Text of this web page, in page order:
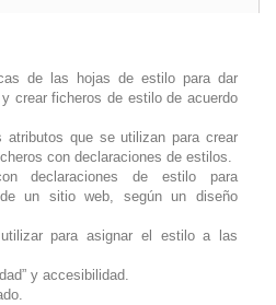
de las hojas de estilo para dar
crear ficheros de estilo de acuerdo
que se utilizan para crear
con declaraciones de estilos.
declaraciones de estilo para
un sitio web, según un diseño
para asignar el estilo a las
y accesibilidad.